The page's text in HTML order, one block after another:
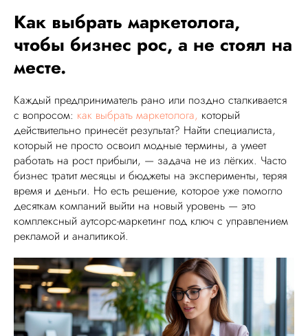
Как выбрать маркетолога,
чтобы бизнес рос, а не стоял на
месте.
Каждый предприниматель рано или поздно сталкивается
с вопросом: как выбрать маркетолога, который
действительно принесёт результат? Найти специалиста,
который не просто освоил модные термины, а умеет
работать на рост прибыли, — задача не из лёгких. Часто
бизнес тратит месяцы и бюджеты на эксперименты, теряя
время и деньги. Но есть решение, которое уже помогло
десяткам компаний выйти на новый уровень — это
комплексный аутсорс-маркетинг под ключ с управлением
рекламой и аналитикой.